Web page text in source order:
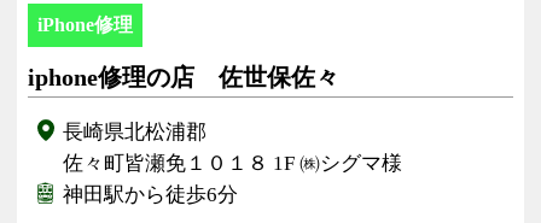
iPhone修理
iphone修理の店 佐世保佐々
長崎県北松浦郡
佐々町皆瀬免１０１８ 1F ㈱シグマ様
神田駅から徒歩6分